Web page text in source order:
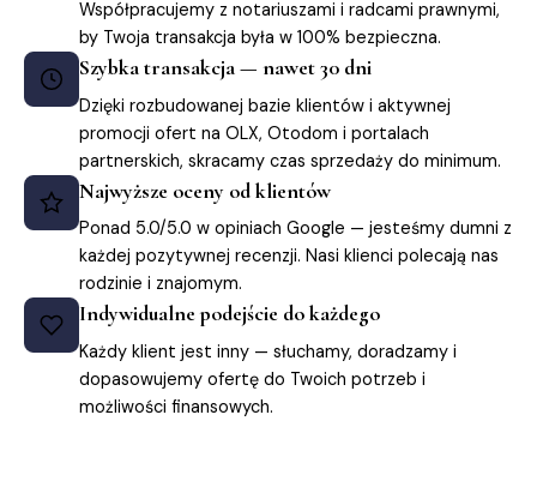
Współpracujemy z notariuszami i radcami prawnymi,
by Twoja transakcja była w 100% bezpieczna.
Szybka transakcja — nawet 30 dni
Dzięki rozbudowanej bazie klientów i aktywnej
promocji ofert na OLX, Otodom i portalach
partnerskich, skracamy czas sprzedaży do minimum.
Najwyższe oceny od klientów
Ponad 5.0/5.0 w opiniach Google — jesteśmy dumni z
każdej pozytywnej recenzji. Nasi klienci polecają nas
rodzinie i znajomym.
Indywidualne podejście do każdego
Każdy klient jest inny — słuchamy, doradzamy i
dopasowujemy ofertę do Twoich potrzeb i
możliwości finansowych.